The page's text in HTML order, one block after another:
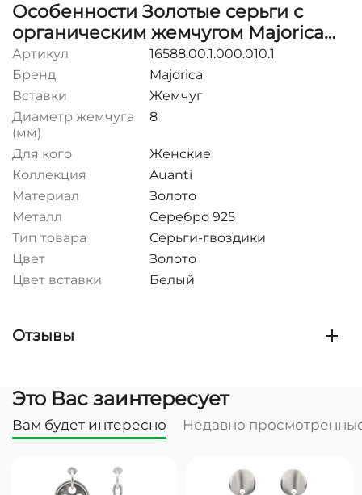
Особенности Золотые серьги с
органическим жемчугом Majorica
Ayanti
Артикул
16588.00.1.000.010.1
Бренд
Majorica
Вставки
Жемчуг
Диаметр жемчуга
(мм)
8
Для кого
Женские
Коллекция
Auanti
Материал
Золото
Металл
Серебро 925
Тип товара
Серьги-гвоздики
Цвет
Золото
Цвет вставки
Белый
Отзывы
Это Вас заинтересует
Вам будет интересно Недавно